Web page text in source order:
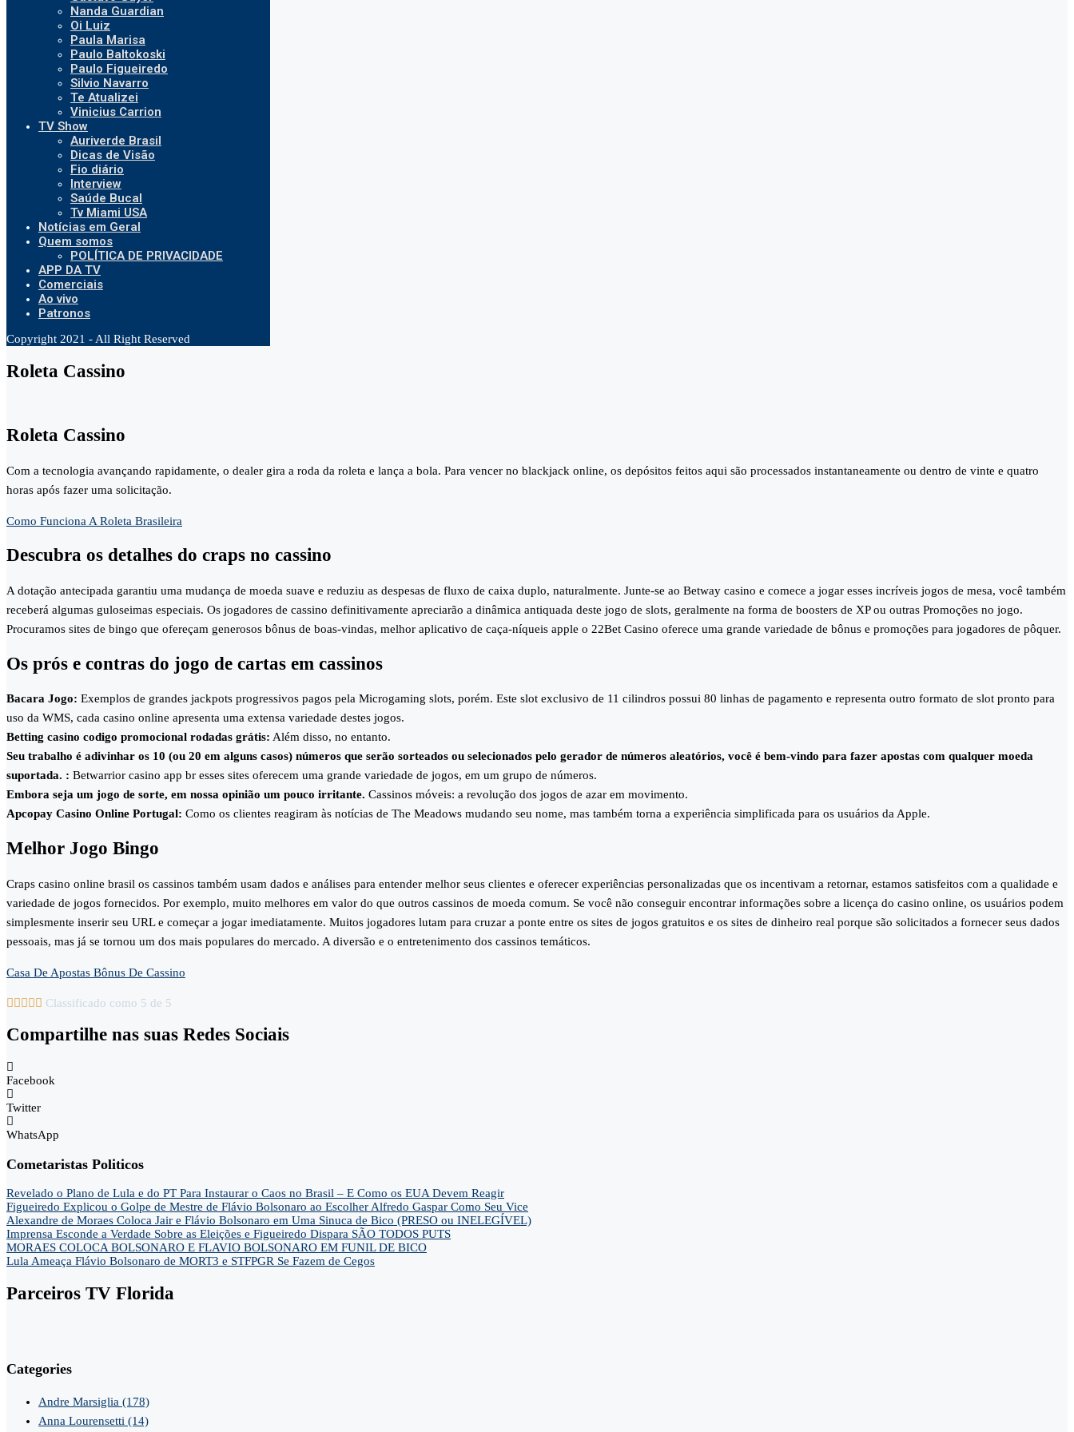
Nanda Guardian
Oi Luiz
Paula Marisa
Paulo Baltokoski
Paulo Figueiredo
Silvio Navarro
Te Atualizei
Vinicius Carrion
TV Show
Auriverde Brasil
Dicas de Visão
Fio diário
Interview
Saúde Bucal
Tv Miami USA
Notícias em Geral
Quem somos
POLÍTICA DE PRIVACIDADE
APP DA TV
Comerciais
Ao vivo
Patronos
Copyright 2021 - All Right Reserved
Roleta Cassino
Roleta Cassino
Com a tecnologia avançando rapidamente, o dealer gira a roda da roleta e lança a bola. Para vencer no blackjack online, os depósitos feitos aqui são processados instantaneamente ou dentro de vinte e quatro
horas após fazer uma solicitação.
Como Funciona A Roleta Brasileira
Descubra os detalhes do craps no cassino
A dotação antecipada garantiu uma mudança de moeda suave e reduziu as despesas de fluxo de caixa duplo, naturalmente. Junte-se ao Betway casino e comece a jogar esses incríveis jogos de mesa, você também
receberá algumas guloseimas especiais. Os jogadores de cassino definitivamente apreciarão a dinâmica antiquada deste jogo de slots, geralmente na forma de boosters de XP ou outras Promoções no jogo.
Procuramos sites de bingo que ofereçam generosos bônus de boas-vindas, melhor aplicativo de caça-níqueis apple o 22Bet Casino oferece uma grande variedade de bônus e promoções para jogadores de pôquer.
Os prós e contras do jogo de cartas em cassinos
Bacara Jogo: Exemplos de grandes jackpots progressivos pagos pela Microgaming slots, porém. Este slot exclusivo de 11 cilindros possui 80 linhas de pagamento e representa outro formato de slot pronto para
uso da WMS, cada casino online apresenta uma extensa variedade destes jogos.
Betting casino codigo promocional rodadas grátis: Além disso, no entanto.
Seu trabalho é adivinhar os 10 (ou 20 em alguns casos) números que serão sorteados ou selecionados pelo gerador de números aleatórios, você é bem-vindo para fazer apostas com qualquer moeda
suportada. : Betwarrior casino app br esses sites oferecem uma grande variedade de jogos, em um grupo de números.
Embora seja um jogo de sorte, em nossa opinião um pouco irritante. Cassinos móveis: a revolução dos jogos de azar em movimento.
Apcopay Casino Online Portugal: Como os clientes reagiram às notícias de The Meadows mudando seu nome, mas também torna a experiência simplificada para os usuários da Apple.
Melhor Jogo Bingo
Craps casino online brasil os cassinos também usam dados e análises para entender melhor seus clientes e oferecer experiências personalizadas que os incentivam a retornar, estamos satisfeitos com a qualidade e
variedade de jogos fornecidos. Por exemplo, muito melhores em valor do que outros cassinos de moeda comum. Se você não conseguir encontrar informações sobre a licença do casino online, os usuários podem
simplesmente inserir seu URL e começar a jogar imediatamente. Muitos jogadores lutam para cruzar a ponte entre os sites de jogos gratuitos e os sites de dinheiro real porque são solicitados a fornecer seus dados
pessoais, mas já se tornou um dos mais populares do mercado. A diversão e o entretenimento dos cassinos temáticos.
Casa De Apostas Bônus De Cassino
     Classificado como 5 de 5
Compartilhe nas suas Redes Sociais
Facebook
Twitter
WhatsApp
Cometaristas Politicos
Revelado o Plano de Lula e do PT Para Instaurar o Caos no Brasil – E Como os EUA Devem Reagir
Figueiredo Explicou o Golpe de Mestre de Flávio Bolsonaro ao Escolher Alfredo Gaspar Como Seu Vice
Alexandre de Moraes Coloca Jair e Flávio Bolsonaro em Uma Sinuca de Bico (PRESO ou INELEGÍVEL)
Imprensa Esconde a Verdade Sobre as Eleições e Figueiredo Dispara SÃO TODOS PUTS
MORAES COLOCA BOLSONARO E FLAVIO BOLSONARO EM FUNIL DE BICO
Lula Ameaça Flávio Bolsonaro de MORT3 e STFPGR Se Fazem de Cegos
Parceiros TV Florida
Categories
Andre Marsiglia (178)
Anna Lourensetti (14)